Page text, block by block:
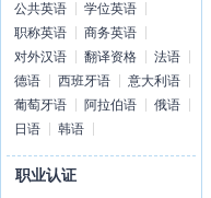
公共英语
学位英语
职称英语
商务英语
对外汉语
翻译资格
法语
德语
西班牙语
意大利语
葡萄牙语
阿拉伯语
俄语
日语
韩语
职业认证